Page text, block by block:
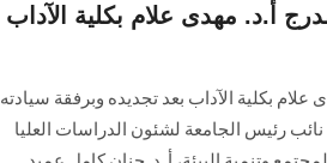
أ.د. مهدى علام بكلية الآداب
بكلية الآداب بعد تجديده وبرفقة سيادته
رئيس الجامعة لشئون الدراسات العليا